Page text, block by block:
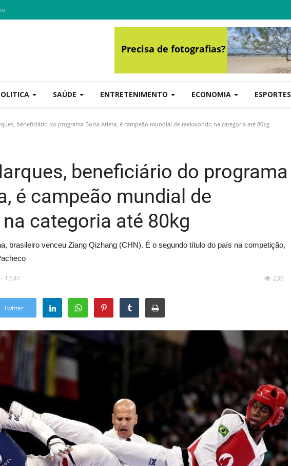
SAÚDE ENTRETENIMENTO ECONOMIA ESPORTES
beneficiário do programa Bolsa Atleta, é campeão mundial de taekwondo na categoria até 80kg
beneficiário do programa
é campeão mundial de
categoria até 80kg
brasileiro venceu Ziang Qizhang (CHN). É o segundo título do país na competição,
15:41 236
Twitter